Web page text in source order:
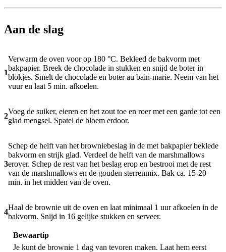
Aan de slag
1
Verwarm de oven voor op 180 °C. Bekleed de bakvorm met
bakpapier. Breek de chocolade in stukken en snijd de boter in
blokjes. Smelt de chocolade en boter au bain-marie. Neem van het
vuur en laat 5 min. afkoelen.
2
Voeg de suiker, eieren en het zout toe en roer met een garde tot een
glad mengsel. Spatel de bloem erdoor.
3
Schep de helft van het browniebeslag in de met bakpapier beklede
bakvorm en strijk glad. Verdeel de helft van de marshmallows
erover. Schep de rest van het beslag erop en bestrooi met de rest
van de marshmallows en de gouden sterrenmix. Bak ca. 15-20
min. in het midden van de oven.
4
Haal de brownie uit de oven en laat minimaal 1 uur afkoelen in de
bakvorm. Snijd in 16 gelijke stukken en serveer.
Bewaartip
Je kunt de brownie 1 dag van tevoren maken. Laat hem eerst